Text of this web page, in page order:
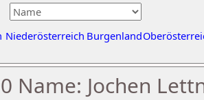
Niederösterreich Burgenland
Name: Jochen